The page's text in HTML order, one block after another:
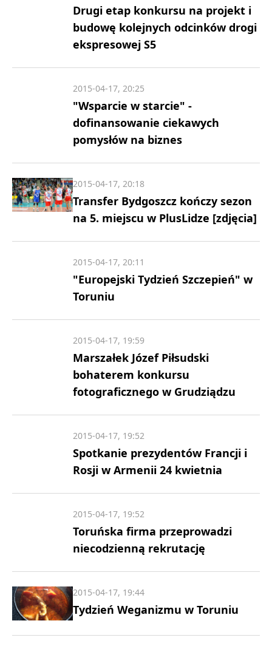
Drugi etap konkursu na projekt i
budowę kolejnych odcinków drogi
ekspresowej S5
"Wsparcie w starcie" -
dofinansowanie ciekawych
pomysłów na biznes
2015-04-17, 20:25
Transfer Bydgoszcz kończy sezon
na 5. miejscu w PlusLidze [zdjęcia]
2015-04-17, 20:18
"Europejski Tydzień Szczepień" w
Toruniu
2015-04-17, 20:11
Marszałek Józef Piłsudski
bohaterem konkursu
fotograficznego w Grudziądzu
2015-04-17, 19:59
Spotkanie prezydentów Francji i
Rosji w Armenii 24 kwietnia
2015-04-17, 19:52
Toruńska firma przeprowadzi
niecodzienną rekrutację
2015-04-17, 19:52
Tydzień Weganizmu w Toruniu
2015-04-17, 19:44